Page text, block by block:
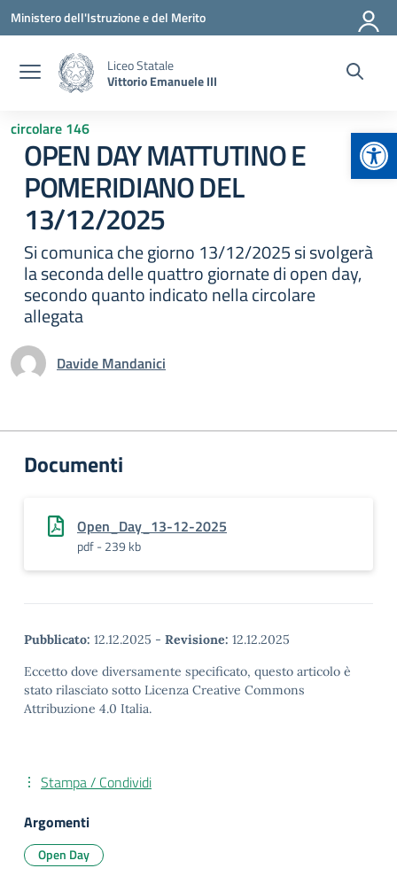
Vai ai contenuti
Vai al menu di navigazione
Vai al footer
Ministero dell'Istruzione e del Merito
Liceo Statale
Vittorio Emanuele III
circolare 146
OPEN DAY MATTUTINO E
POMERIDIANO DEL
13/12/2025
Si comunica che giorno 13/12/2025 si svolgerà
la seconda delle quattro giornate di open day,
secondo quanto indicato nella circolare
allegata
Davide Mandanici
Documenti
Open_Day_13-12-2025
pdf - 239 kb
Pubblicato: 12.12.2025 - Revisione: 12.12.2025
Eccetto dove diversamente specificato, questo articolo è
stato rilasciato sotto Licenza Creative Commons
Attribuzione 4.0 Italia.
Stampa / Condividi
Argomenti
Open Day